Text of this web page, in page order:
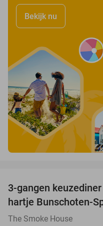
Bekijk nu
3-gangen
hartje Bunschoten-
The Smoke House